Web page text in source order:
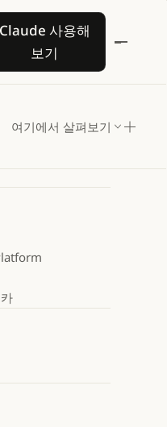
Claude 사용해
보기
Claude 사용해 보기
여기에서 살펴보기
로법률
혁신